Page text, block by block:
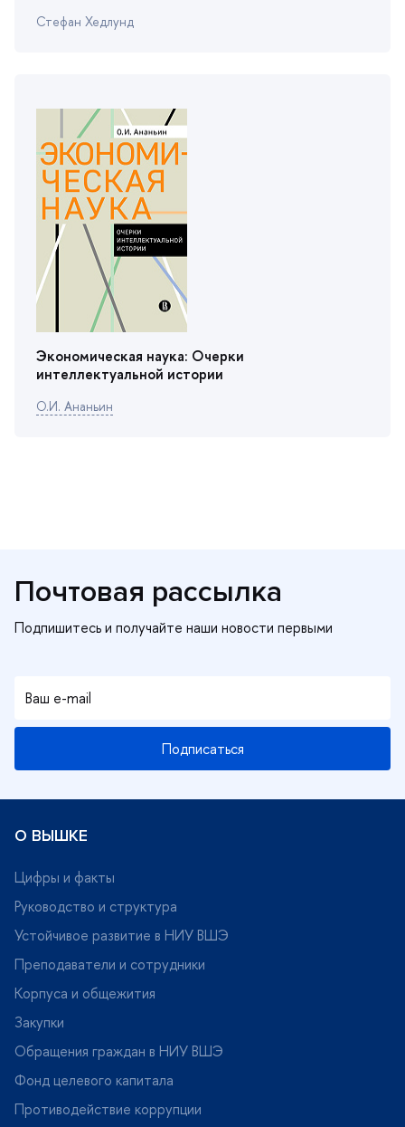
Стефан Хедлунд
Экономическая наука: Очерки
интеллектуальной истории
О.И. Ананьин
Почтовая рассылка
Подписаться
О ВЫШКЕ
Цифры и факты
Руководство и структура
Устойчивое развитие в НИУ ВШЭ
Преподаватели и сотрудники
Корпуса и общежития
Закупки
Обращения граждан в НИУ ВШЭ
Фонд целевого капитала
Противодействие коррупции